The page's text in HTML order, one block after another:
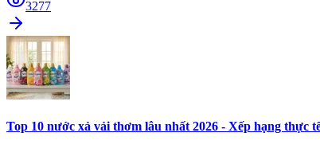
3277
Top 10 nước xả vải thơm lâu nhất 2026 - Xếp hạng thực